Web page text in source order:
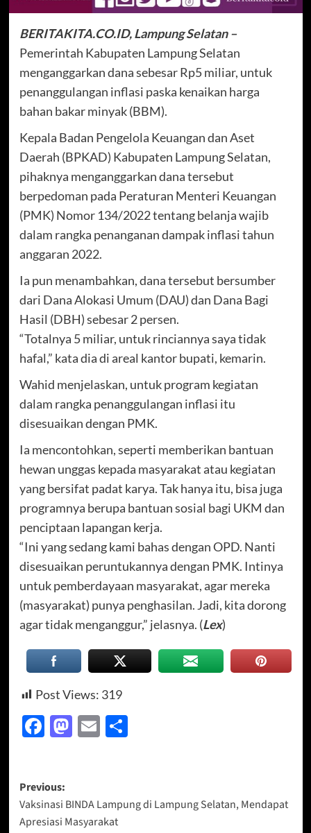
BERITAKITA.CO.ID, Lampung Selatan –
Pemerintah Kabupaten Lampung Selatan
menganggarkan dana sebesar Rp5 miliar, untuk
penanggulangan inflasi paska kenaikan harga
bahan bakar minyak (BBM).
Kepala Badan Pengelola Keuangan dan Aset
Daerah (BPKAD) Kabupaten Lampung Selatan,
pihaknya menganggarkan dana tersebut
berpedoman pada Peraturan Menteri Keuangan
(PMK) Nomor 134/2022 tentang belanja wajib
dalam rangka penanganan dampak inflasi tahun
anggaran 2022.
Ia pun menambahkan, dana tersebut bersumber
dari Dana Alokasi Umum (DAU) dan Dana Bagi
Hasil (DBH) sebesar 2 persen.
“Totalnya 5 miliar, untuk rinciannya saya tidak
hafal,” kata dia di areal kantor bupati, kemarin.
Wahid menjelaskan, untuk program kegiatan
dalam rangka penanggulangan inflasi itu
disesuaikan dengan PMK.
Ia mencontohkan, seperti memberikan bantuan
hewan unggas kepada masyarakat atau kegiatan
yang bersifat padat karya. Tak hanya itu, bisa juga
programnya berupa bantuan sosial bagi UKM dan
penciptaan lapangan kerja.
“Ini yang sedang kami bahas dengan OPD. Nanti
disesuaikan peruntukannya dengan PMK. Intinya
untuk pemberdayaan masyarakat, agar mereka
(masyarakat) punya penghasilan. Jadi, kita dorong
agar tidak menganggur,” jelasnya. (Lex)
Post Views: 319
Facebook
Mastodon
EmailShare
Post
navigation
Previous:
Vaksinasi BINDA Lampung di Lampung Selatan, Mendapat
Apresiasi Masyarakat